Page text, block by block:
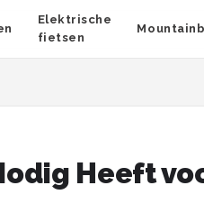
Elektrische
fietsen
Heeft